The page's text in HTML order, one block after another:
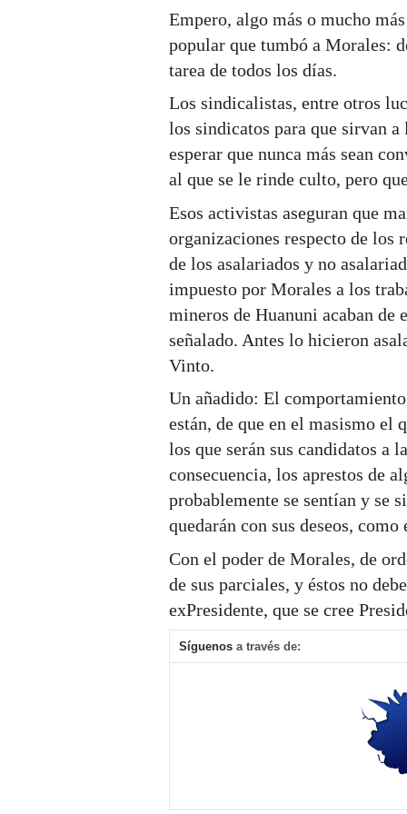
Empero, algo más o mucho
popular que tumbó a Morales:
tarea de todos los días.
Los sindicalistas, entre otros
los sindicatos para que sirvan a
esperar que nunca más sean
al que se le rinde culto, pero
Esos activistas aseguran que
organizaciones respecto de los
de los asalariados y no
impuesto por Morales a los
mineros de Huanuni acaban de
señalado. Antes lo hicieron
Vinto.
Un añadido: El
están, de que en el masismo el
los que serán sus candidatos a
consecuencia, los aprestos de
probablemente se sentían y se
quedarán con sus deseos, como
Con el poder de Morales, de
de sus parciales, y éstos no
exPresidente, que se cree
Síguenos a través de: